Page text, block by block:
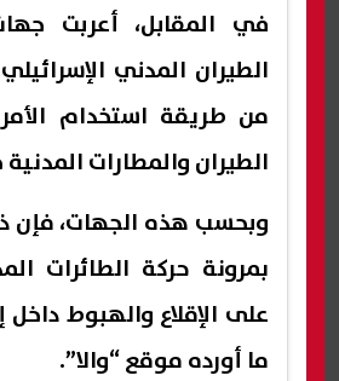
في المقابل، أعربت
الطيران المدني
من طريقة استخدام
الطيران والمطارات المدنية
وبحسب هذه الجهات، فإن
بمرونة حركة الطائرات
على الإقلاع والهبوط
ما أورده موقع “والا”.